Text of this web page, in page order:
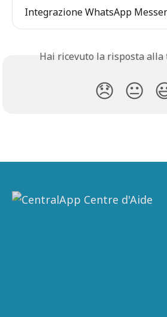
Integrazione WhatsApp
Hai ricevuto la risposta alla
😞 😐